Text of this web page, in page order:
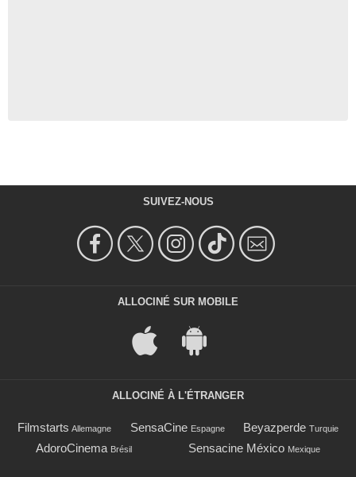
SUIVEZ-NOUS
ALLOCINÉ SUR MOBILE
ALLOCINÉ À L'ÉTRANGER
Filmstarts Allemagne SensaCine Espagne Beyazperde Turquie
AdoroCinema Brésil Sensacine México Mexique